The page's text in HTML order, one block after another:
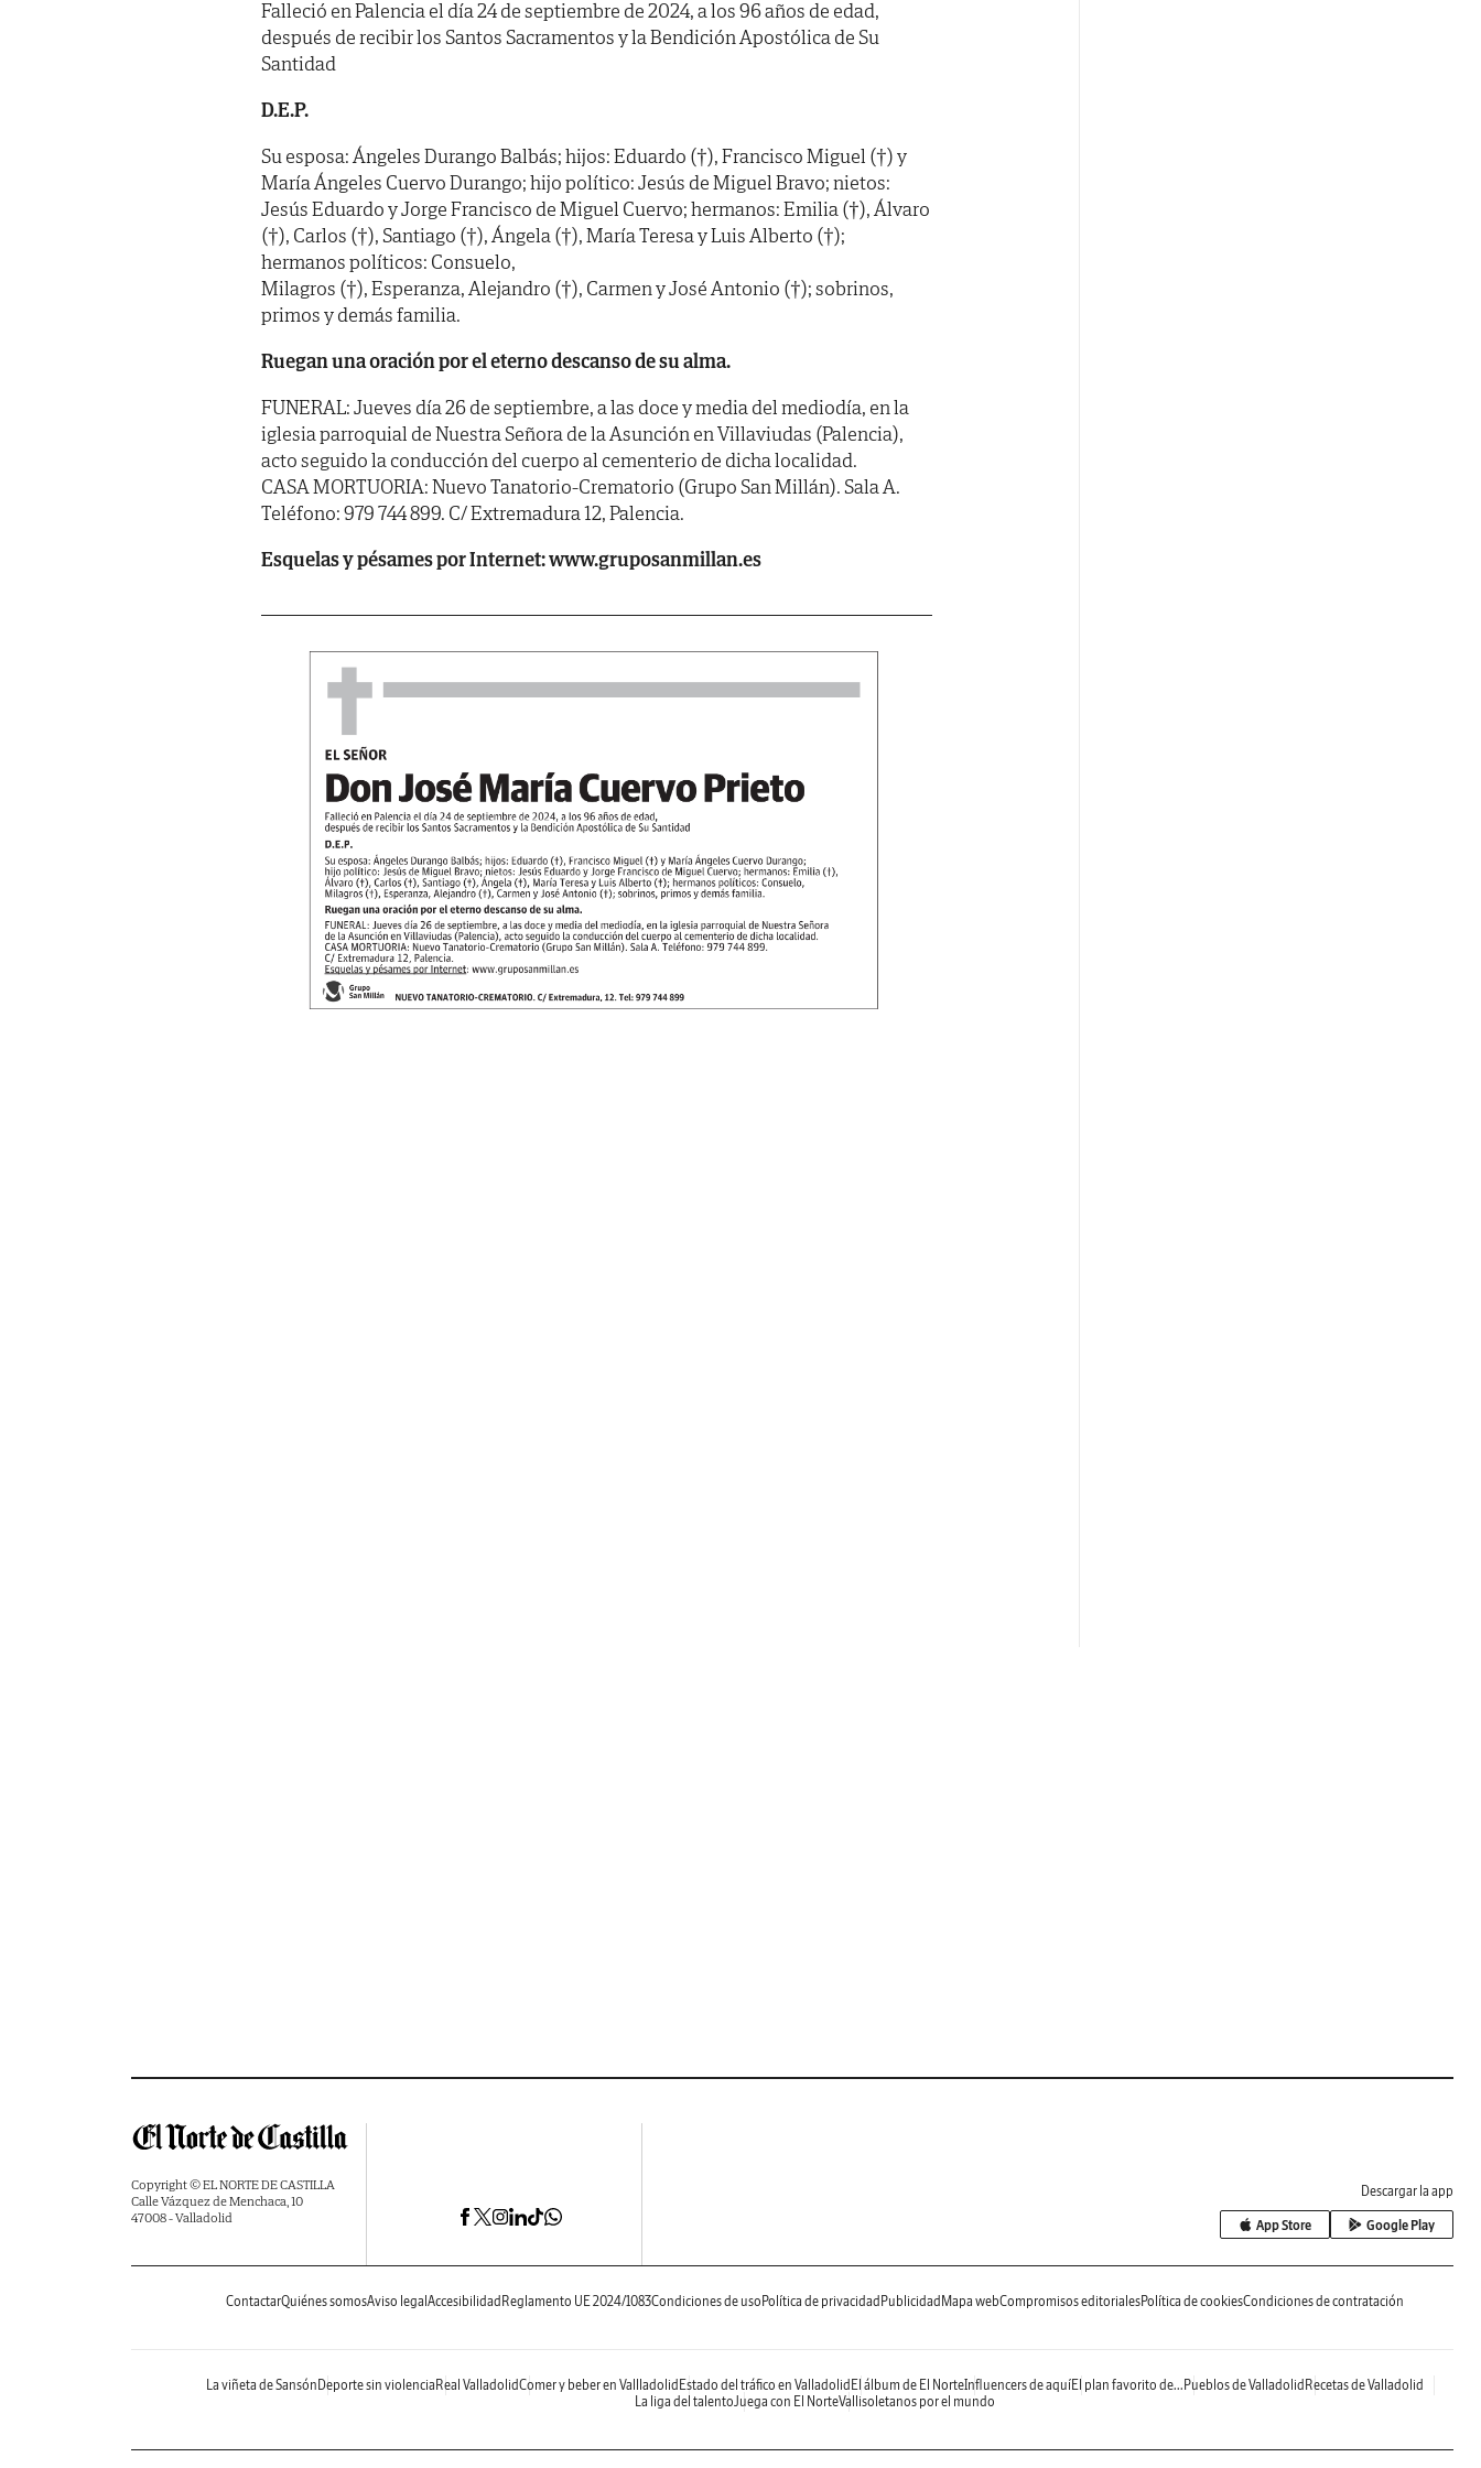
Falleció en Palencia el día 24 de septiembre de 2024, a los 96 años de edad,
después de recibir los Santos Sacramentos y la Bendición Apostólica de Su
Santidad
D.E.P.
Su esposa: Ángeles Durango Balbás; hijos: Eduardo (†), Francisco Miguel (†) y
María Ángeles Cuervo Durango; hijo político: Jesús de Miguel Bravo; nietos:
Jesús Eduardo y Jorge Francisco de Miguel Cuervo; hermanos: Emilia (†), Álvaro
(†), Carlos (†), Santiago (†), Ángela (†), María Teresa y Luis Alberto (†);
hermanos políticos: Consuelo,
Milagros (†), Esperanza, Alejandro (†), Carmen y José Antonio (†); sobrinos,
primos y demás familia.
Ruegan una oración por el eterno descanso de su alma.
FUNERAL: Jueves día 26 de septiembre, a las doce y media del mediodía, en la
iglesia parroquial de Nuestra Señora de la Asunción en Villaviudas (Palencia),
acto seguido la conducción del cuerpo al cementerio de dicha localidad.
CASA MORTUORIA: Nuevo Tanatorio-Crematorio (Grupo San Millán). Sala A.
Teléfono: 979 744 899. C/ Extremadura 12, Palencia.
Esquelas y pésames por Internet: www.gruposanmillan.es
Copyright © EL NORTE DE CASTILLA
Calle Vázquez de Menchaca, 10
47008 - Valladolid
Descargar la app
App Store Google Play
ContactarQuiénes somosAviso legal Accesibilidad Reglamento UE 2024/1083Condiciones de uso Política de privacidad Publicidad Mapa webCompromisos editorialesPolítica de cookiesCondiciones de contratación
La viñeta de Sansón Deporte sin violencia Real ValladolidComer y beber en Vallladolid Estado del tráfico en Valladolid El álbum de El NorteInfluencers de aquíEl plan favorito de... Pueblos de Valladolid Recetas de Valladolid
La liga del talentoJuega con El NorteVallisoletanos por el mundo